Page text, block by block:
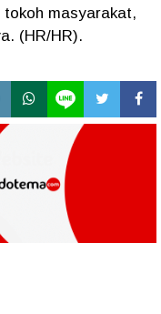
tokoh masyarakat,
(HR/HR).